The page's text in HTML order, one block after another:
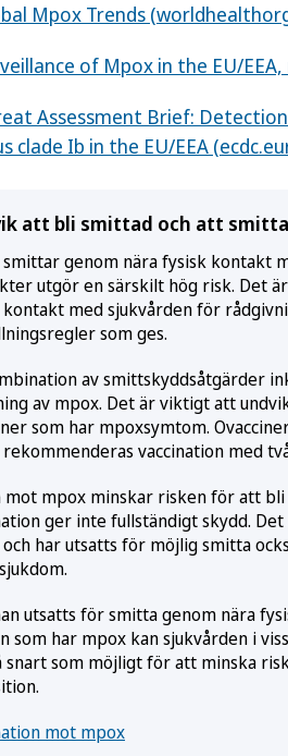
Mpox Trends
of Mpox in the EU/
Assessment Brief:
clade Ib in the EU/EEA
att bli smittad och att
genom nära fysisk kontakt
utgör en särskilt hög risk. Det
med sjukvården för
som ges.
av smittskyddsåtgärder
av mpox. Det är viktigt att
som har mpoxsymtom.
vaccination med
mot mpox minskar risken för att
ger inte fullständigt skydd.
har utsatts för möjlig smitta
utsatts för smitta genom nära
som har mpox kan sjukvården i
snart som möjligt för att minska
mot mpox